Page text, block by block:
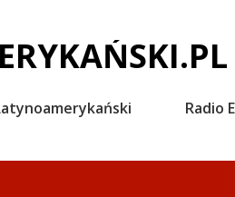
Radio